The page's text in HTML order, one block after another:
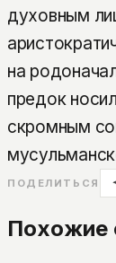
духовным
на
предок
скромным
ПОДЕЛИТЬСЯ
Похожие